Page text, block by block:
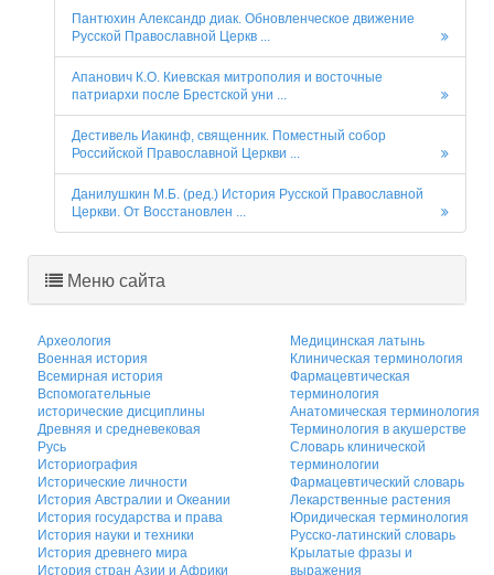
Пантюхин Александр диак. Обновленческое движение
Русской Православной Церкв ...
Апанович К.О. Киевская митрополия и восточные
патриархи после Брестской уни ...
Дестивель Иакинф, священник. Поместный собор
Российской Православной Церкви ...
Данилушкин М.Б. (ред.) История Русской Православной
Церкви. От Восстановлен ...
Меню сайта
Археология
Военная история
Всемирная история
Вспомогательные
исторические дисциплины
Древняя и средневековая
Русь
Историография
Исторические личности
История Австралии и Океании
История государства и права
История науки и техники
История древнего мира
История стран Азии и Африки
Медицинская латынь
Клиническая терминология
Фармацевтическая
терминология
Анатомическая терминология
Терминология в акушерстве
Словарь клинической
терминологии
Фармацевтический словарь
Лекарственные растения
Юридическая терминология
Русско-латинский словарь
Крылатые фразы и
выражения